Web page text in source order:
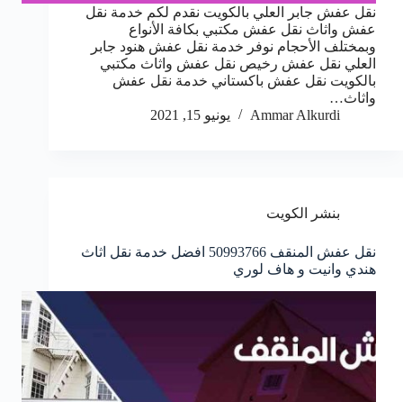
نقل عفش جابر العلي بالكويت نقدم لكم خدمة نقل
عفش واثاث نقل عفش مكتبي بكافة الأنواع
وبمختلف الأحجام نوفر خدمة نقل عفش هنود جابر
العلي نقل عفش رخيص نقل عفش واثاث مكتبي
بالكويت نقل عفش باكستاني خدمة نقل عفش
واثاث…
Ammar Alkurdi
يونيو 15, 2021
بنشر الكويت
نقل عفش المنقف 50993766 افضل خدمة نقل اثاث
هندي وانيت و هاف لوري